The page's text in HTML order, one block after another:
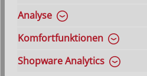
Gloriaengel Artis
Regulärer Preis:
34,30 €
Analyse
Komfortfunktionen
Shopware Analytics